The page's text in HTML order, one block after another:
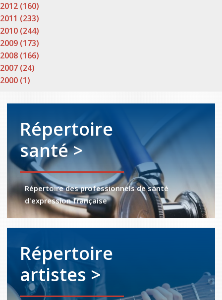
2012 (160)
2011 (233)
2010 (244)
2009 (173)
2008 (166)
2007 (24)
2000 (1)
Répertoire
santé >
Répertoire des professionnels de santé
d'expression française
Répertoire
artistes >